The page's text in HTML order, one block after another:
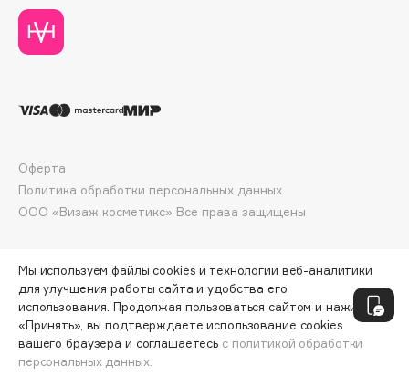
Dessange
Dior
Dolomit
DP Daily Perfection
Dr. Vranjes Firenze
Dr.Althea
Dr.Jart+
DSD de Luxe
Dyson
СООБЩИТЬ О ПОСТУПЛЕНИИ
ООО «Визаж косметикс» Все права защищены
Оферта
Политика обработки персональных данных
Мы используем файлы cookies и технологии веб-аналитики
для улучшения работы сайта и удобства его
использования. Продолжая пользоваться сайтом и нажимая
«Принять», вы подтверждаете использование cookies
вашего браузера и соглашаетесь с политикой обработки
персональных данных.